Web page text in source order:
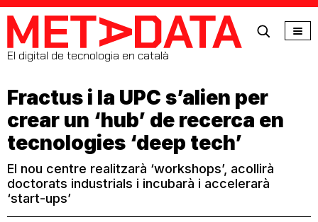
MetaData
El digital de tecnologia en català
Fractus i la UPC s’alien per
crear un ‘hub’ de recerca en
tecnologies ‘deep tech’
El nou centre realitzarà ‘workshops’, acollirà
doctorats industrials i incubarà i accelerarà
‘start-ups’